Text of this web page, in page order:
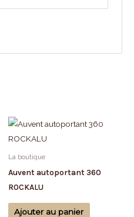
La boutique
Auvent autoportant 360
ROCKALU
Ajouter au panier